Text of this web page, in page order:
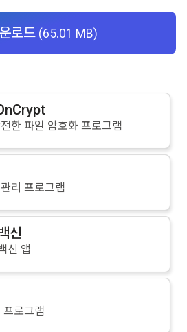
로드(65.01 MB)
한 파일 암호화 프로그램
리 프로그램
신
신 앱
프로그램